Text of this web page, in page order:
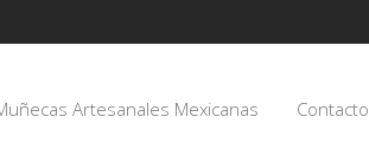
Artesanales Mexicanas Contacto